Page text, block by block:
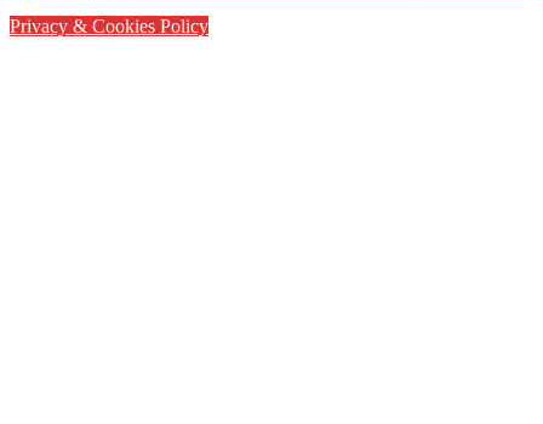
Privacy & Cookies Policy